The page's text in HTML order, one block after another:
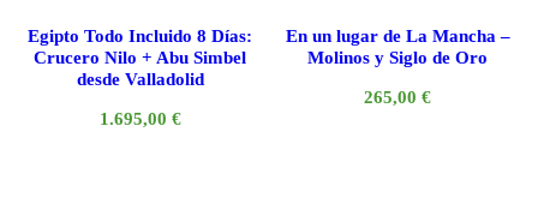
Egipto Todo Incluido 8 Días:
Crucero Nilo + Abu Simbel
desde Valladolid
1.695,00 €
En un lugar de La Mancha –
Molinos y Siglo de Oro
265,00€